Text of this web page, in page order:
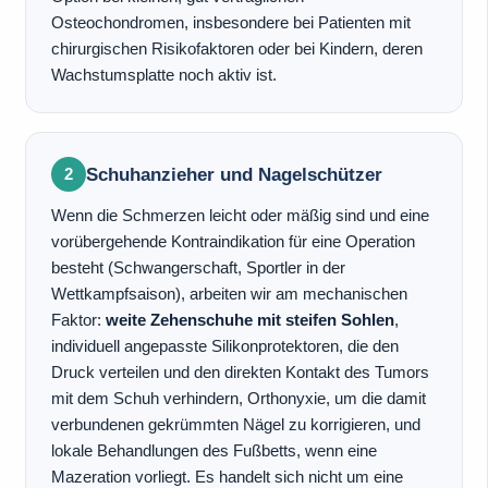
Osteochondromen, insbesondere bei Patienten mit
chirurgischen Risikofaktoren oder bei Kindern, deren
Wachstumsplatte noch aktiv ist.
2 Schuhanzieher und Nagelschützer
Wenn die Schmerzen leicht oder mäßig sind und eine
vorübergehende Kontraindikation für eine Operation
besteht (Schwangerschaft, Sportler in der
Wettkampfsaison), arbeiten wir am mechanischen
Faktor: weite Zehenschuhe mit steifen Sohlen,
individuell angepasste Silikonprotektoren, die den
Druck verteilen und den direkten Kontakt des Tumors
mit dem Schuh verhindern, Orthonyxie, um die damit
verbundenen gekrümmten Nägel zu korrigieren, und
lokale Behandlungen des Fußbetts, wenn eine
Mazeration vorliegt. Es handelt sich nicht um eine